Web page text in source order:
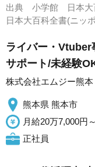
出典 小学館 日本大
日本大百科全書(ニ
ライバー・Vtuber
サポート/未経験
株式会社エムジー熊本
熊本県 熊本市
月給20万7,000円～
正社員